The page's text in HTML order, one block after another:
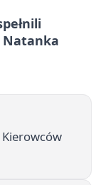
Natanka